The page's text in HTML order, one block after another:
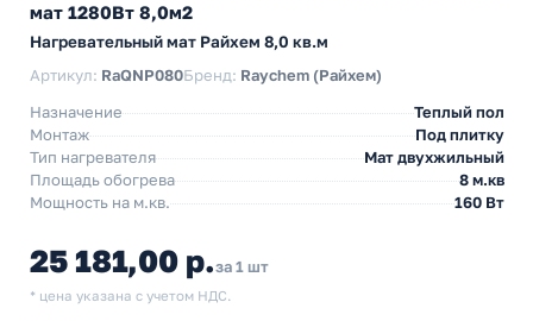
мат 1280Вт 8,0м2
Нагревательный мат Райхем 8,0 кв.м
Артикул: RaQNP080Бренд: Raychem (Райхем)
Назначение
Теплый пол
Монтаж
Под плитку
Тип нагревателя
Мат двухжильный
Площадь обогрева
8 м.кв
Мощность на м.кв.
160 Вт
25 181,00 р.за 1 шт
* цена указана с учетом НДС.